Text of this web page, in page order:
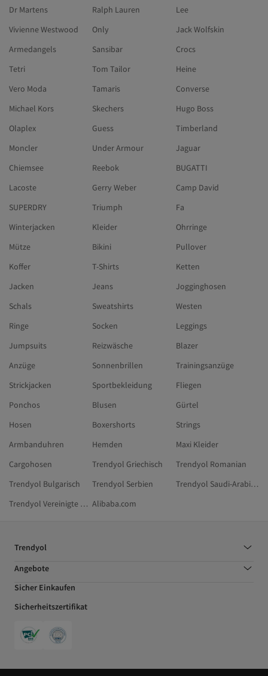
Dr Martens
Ralph Lauren
Lee
Vivienne Westwood
Only
Jack Wolfskin
Armedangels
Sansibar
Crocs
Tetri
Tom Tailor
Heine
Vero Moda
Tamaris
Converse
Michael Kors
Skechers
Hugo Boss
Olaplex
Guess
Timberland
Moncler
Under Armour
Jaguar
Chiemsee
Reebok
BUGATTI
Lacoste
Gerry Weber
Camp David
SUPERDRY
Triumph
Fa
Winterjacken
Kleider
Ohrringe
Mütze
Bikini
Pullover
Koffer
T-Shirts
Ketten
Jacken
Jeans
Jogginghosen
Schals
Sweatshirts
Westen
Ringe
Socken
Leggings
Jumpsuits
Reizwäsche
Blazer
Anzüge
Sonnenbrillen
Trainingsanzüge
Strickjacken
Sportbekleidung
Fliegen
Ponchos
Blusen
Gürtel
Hosen
Boxershorts
Strings
Armbanduhren
Hemden
Maxi Kleider
Cargohosen
Trendyol Griechisch
Trendyol Romanian
Trendyol Bulgarisch
Trendyol Serbien
Trendyol Saudi-Arabien
Trendyol Vereinigte Arabische Emirate Alibaba.com
Trendyol
Angebote
Sicher Einkaufen
Sicherheitszertifikat